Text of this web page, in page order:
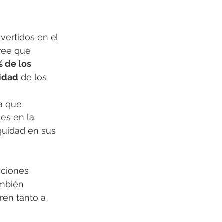
en el
que
de los
de los
que
en la
en sus
tanto a